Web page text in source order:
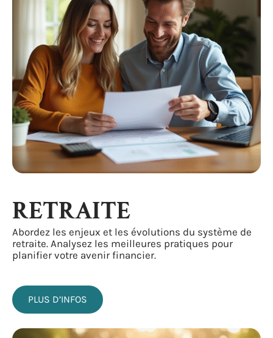
RETRAITE
Abordez les enjeux et les évolutions du système de
retraite. Analysez les meilleures pratiques pour
planifier votre avenir financier.
PLUS D’INFOS